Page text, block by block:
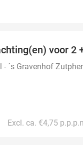
voor 2
- ´s Gravenhof
Excl. ca. €4,75